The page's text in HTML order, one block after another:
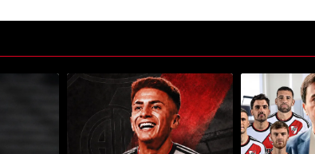
con el título "Kevin Castaño se va de River y jugará en
Un artículo de tendencia con el título "River
Un artículo